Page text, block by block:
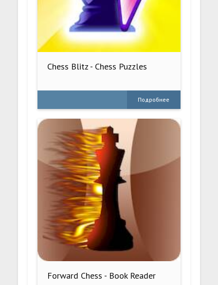
Chess Blitz - Chess Puzzles
Подробнее
Forward Chess - Book Reader